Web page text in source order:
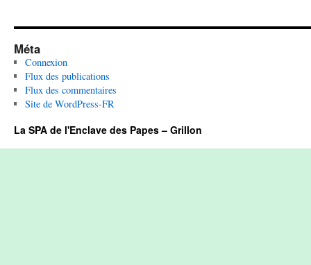
Méta
Connexion
Flux des publications
Flux des commentaires
Site de WordPress-FR
La SPA de l'Enclave des Papes – Grillon